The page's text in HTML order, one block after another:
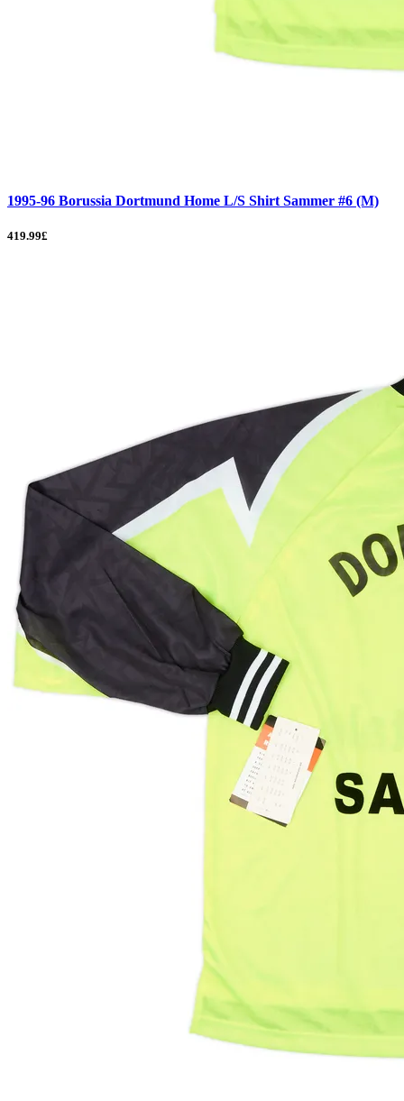
1995-96 Borussia Dortmund Home L/S Shirt Sammer #6 (M)
419.99£